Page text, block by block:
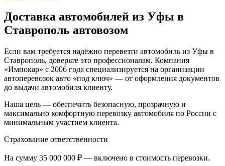
Доставка автомобилей из Уфы в
Ставрополь автовозом
Если вам требуется надёжно перевезти автомобиль из Уфы в
Ставрополь, доверьте это профессионалам. Компания
«Импокар» с 2006 года специализируется на организации
автоперевозок авто «под ключ» — от оформления документов
до выдачи автомобиля клиенту.
Наша цель — обеспечить безопасную, прозрачную и
максимально комфортную перевозку автомобиля по России с
минимальным участием клиента.
Страхование ответственности
На сумму 35 000 000 ₽ — включено в стоимость перевозки.